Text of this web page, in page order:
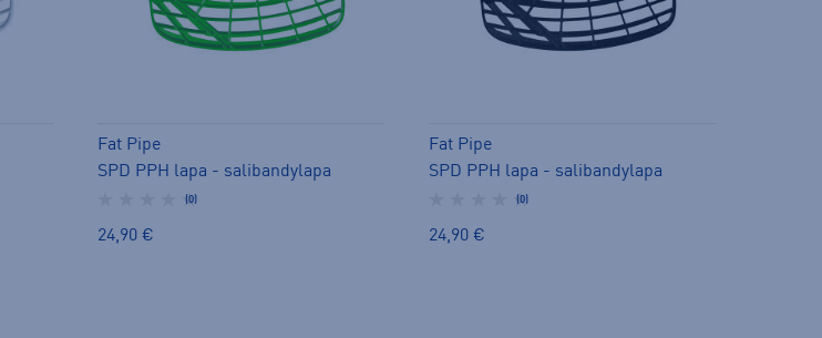
Fat Pipe
SPD PPH lapa - salibandylapa
(0)
24,90 €
Fat Pipe
SPD PPH lapa - salibandylapa
(0)
24,90 €